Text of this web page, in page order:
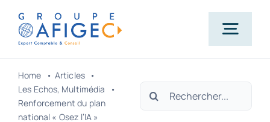
Passer
contenu
Home
Articles
Les Echos Multimédia
Renforcement du plan
national « Osez l’IA »
Rechercher: